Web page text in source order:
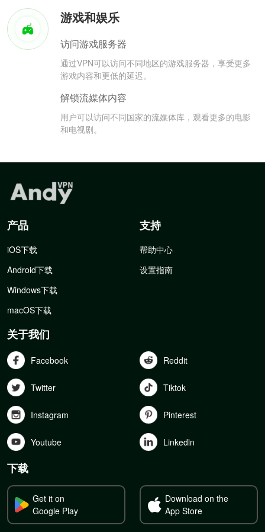
游戏和娱乐
访问游戏服务器
通过VPN可以访问不同地区的游戏服务器，享受更多
游戏内容和更低的延迟。
解锁流媒体内容
用户可以访问不同国家的流媒体库，观看更多的电影
和电视剧。
产品
iOS下载
Android下载
Windows下载
macOS下载
支持
帮助中心
设置指南
关于我们
Facebook Reddit
Twitter Tiktok
Instagram Pinterest
Youtube Linkedln
下载
Get it on
Google Play
Download on the
App Store